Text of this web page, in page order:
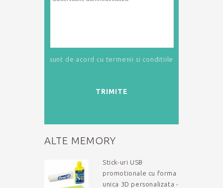
sunt de acord cu termenii si conditiile
TRIMITE
ALTE MEMORY
Stick-uri USB
promotionale cu forma
unica 3D personalizata -